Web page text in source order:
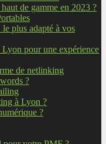
de gamme en 2023 ?
plus adapté à vos
Lyon pour une expérience
de netlinking
?
à Lyon ?
?